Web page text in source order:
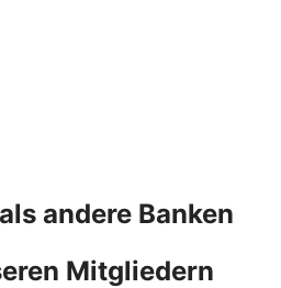
andere Banken
Mitgliedern